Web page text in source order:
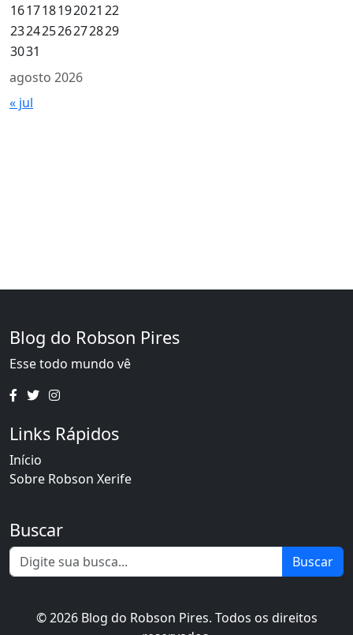
agosto 2026
161718192021 22
23242526272829
3031
« jul
Blog do Robson Pires
Esse todo mundo vê
Links Rápidos
Início
Sobre Robson Xerife
Buscar
Buscar
© 2026 Blog do Robson Pires. Todos os direitos